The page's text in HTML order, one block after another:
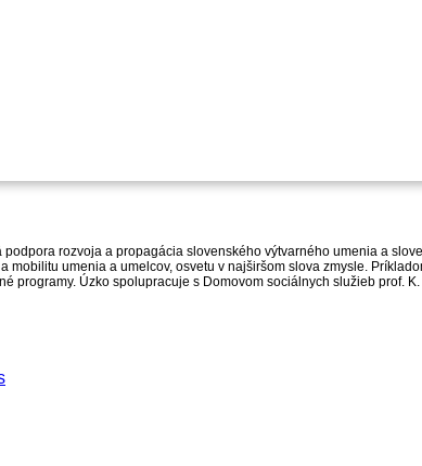
podpora rozvoja a propagácia slovenského výtvarného umenia a
mobilitu umenia a umelcov, osvetu v najširšom slova zmysle.
programy. Úzko spolupracuje s Domovom sociálnych služieb prof. K.